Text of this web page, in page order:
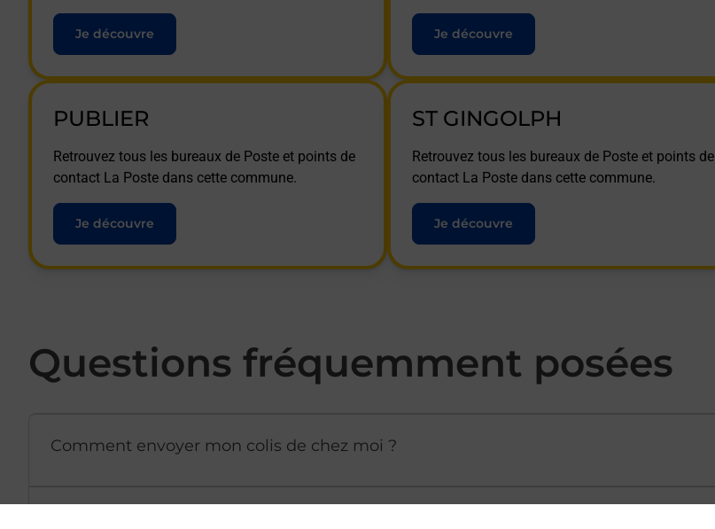
Je découvre Je découvre
PUBLIER
Retrouvez tous les bureaux de Poste et points de
contact La Poste dans cette commune.
Je découvre
ST GINGOLPH
Retrouvez tous les bureaux de Poste et points de
contact La Poste dans cette commune.
Je découvre
Questions fréquemment posées
Comment envoyer mon colis de chez moi ?